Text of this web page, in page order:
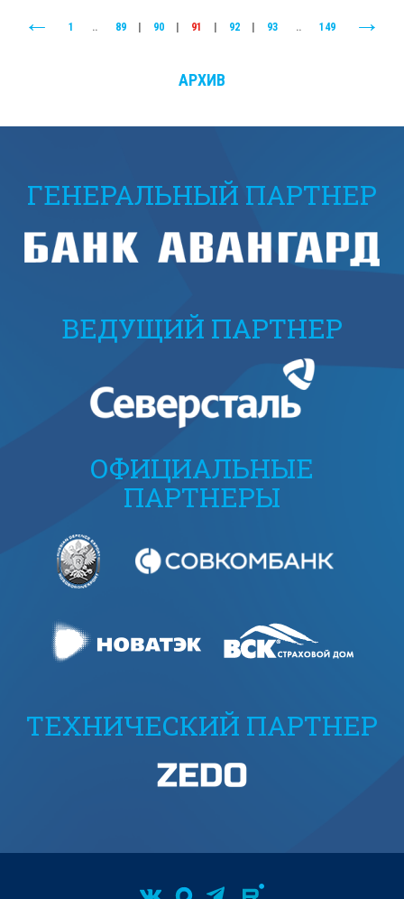
1 .. 89 90 91 92 93 .. 149
АРХИВ
ГЕНЕРАЛЬНЫЙ ПАРТНЕР
ВЕДУЩИЙ ПАРТНЕР
ОФИЦИАЛЬНЫЕ
ПАРТНЕРЫ
ТЕХНИЧЕСКИЙ ПАРТНЕР